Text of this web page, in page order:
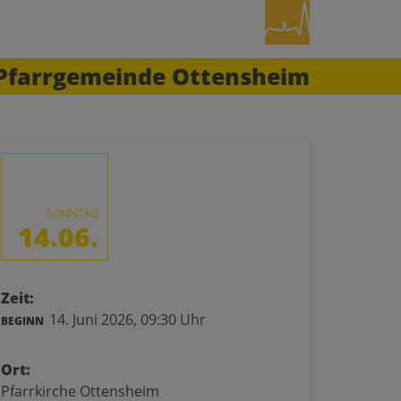
Ottensheim
SONNTAG
14.06.
Zeit:
BEGINN 14. Juni 2026, 09:30 Uhr
Ort:
Pfarrkirche Ottensheim